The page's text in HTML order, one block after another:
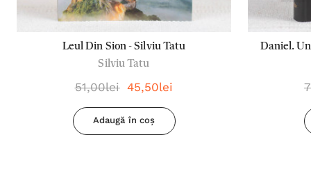
Leul Din Sion - Silviu Tatu
Silviu Tatu
51,00lei 45,50lei
Adaugă în coș
Daniel.